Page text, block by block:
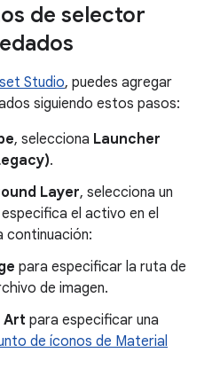
de selector
Studio, puedes agregar
siguiendo estos pasos:
, selecciona Launcher
.
Layer, selecciona un
el activo en el
continuación:
para especificar la ruta de
de imagen.
Art para especificar una
de íconos de Material